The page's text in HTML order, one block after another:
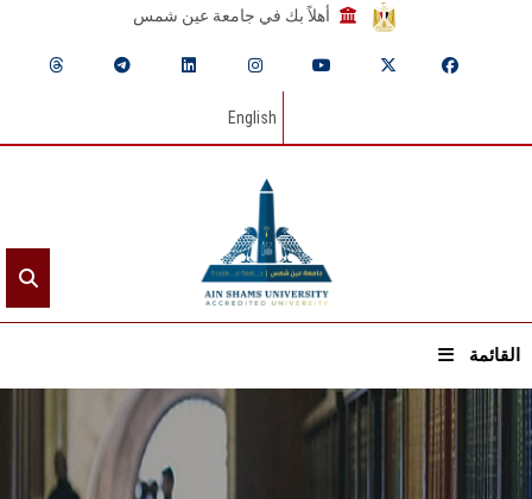
أهلاً بك في جامعة عين شمس
English
القائمة
عن الجامعة